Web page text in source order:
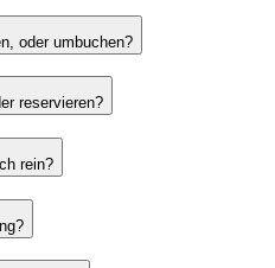
oder umbuchen?
reservieren?
rein?